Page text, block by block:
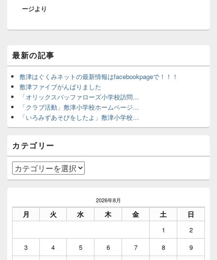
ン
投
ージより
イ
ン
サ
イ
ー
ウ
ィ
ェ
ッ
ト
リ
最新の記事
敷津はぐくみネットの最新情報はfacebookpageで！！！
敷津ファイブがんばりました
「オリックスバッファローズ小学校訪問…
「クラブ活動」敷津小学校ホームページ…
「いろみずあそびをしたよ」敷津小学校…
カテゴリー
カ
テ
ー
2026年8月
月 火 水 木 金 土 日
1
2
3
4 5 6 7 8 9